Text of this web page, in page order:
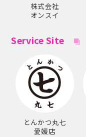
株式会社
オンスイ
Service Site
とんかつ丸七
愛媛店